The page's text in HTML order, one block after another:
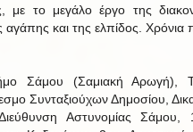
με το μεγάλο έργο της
και της ελπίδος. Χρόνια
Σάμου (Σαμιακή Αρωγή),
Συνταξιούχων Δημοσίου,
Αστυνομίας Σάμου,